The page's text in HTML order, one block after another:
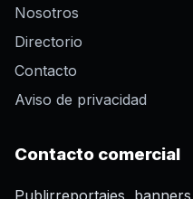
Nosotros
Directorio
Contacto
Aviso de privacidad
Contacto comercial
Publirreportajes,